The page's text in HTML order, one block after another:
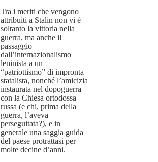
Tra i meriti che vengono
attribuiti a Stalin non vi è
soltanto la vittoria nella
guerra, ma anche il
passaggio
dall’internazionalismo
leninista a un
“patriottismo” di impronta
statalista, nonché l’amicizia
instaurata nel dopoguerra
con la Chiesa ortodossa
russa (e chi, prima della
guerra, l’aveva
perseguitata?), e in
generale una saggia guida
del paese protrattasi per
molte decine d’anni.